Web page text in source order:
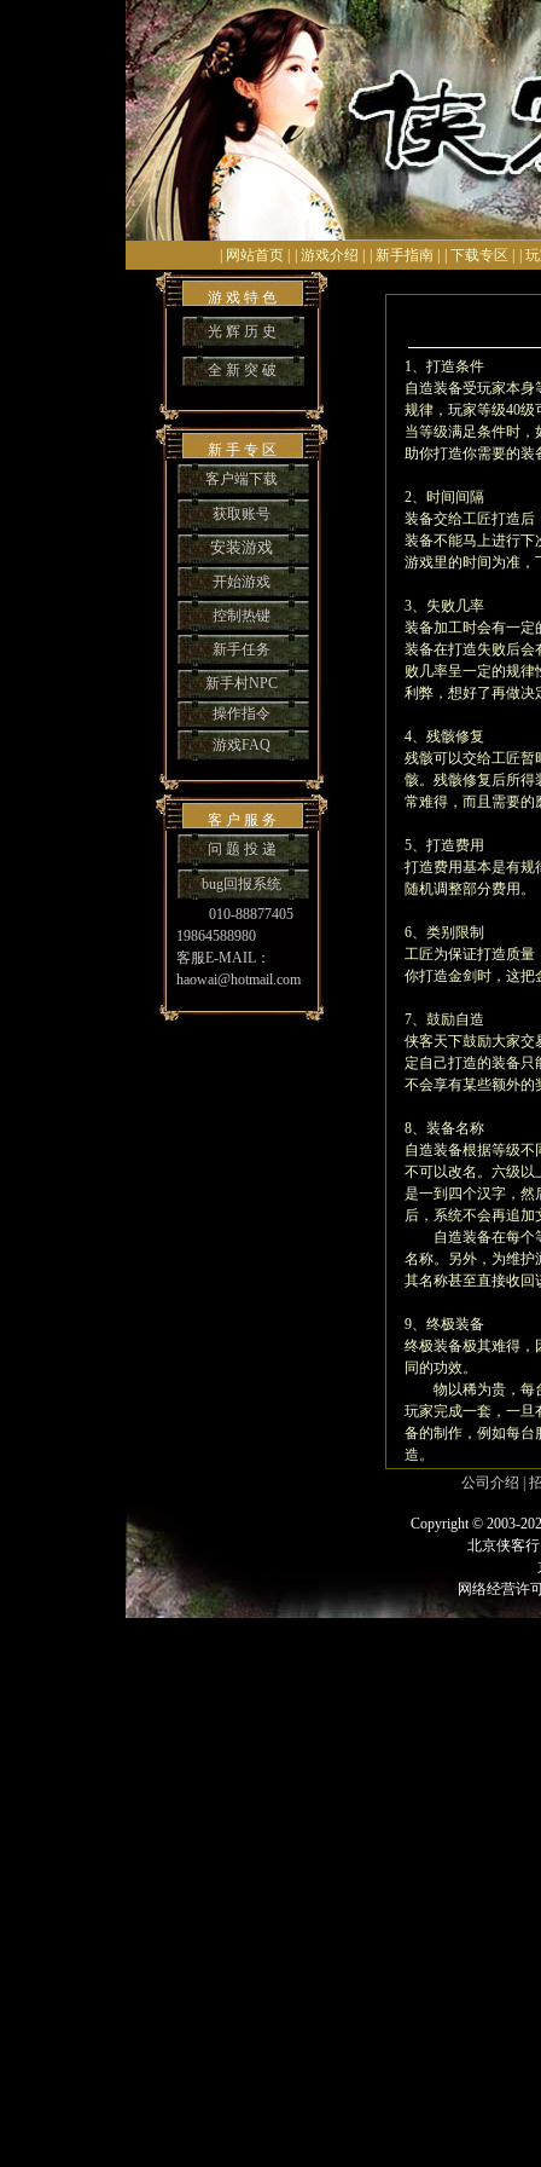
| 网站首页 | | 游戏介绍 | | 新手指南 | | 下载专区 | |
游 戏 特 色
光 辉 历 史
全 新 突 破
新 手 专 区
客户端下载
获取账号
安装游戏
开始游戏
控制热键
新手任务
新手村NPC
操作指令
游戏FAQ
客 户 服 务
问 题 投 递
bug回报系统
010-88877405
19864588980
客服E-MAIL：
haowai@hotmail.com
1、打造条件
自造装备受玩家本身
规律，玩家等级40
当等级满足条件时
助你打造你需要的装
2、时间间隔
装备交给工匠打造后
装备不能马上进行下
游戏里的时间为准，
3、失败几率
装备加工时会有一定
装备在打造失败后会
败几率呈一定的规
利弊，想好了再做决
4、残骸修复
残骸可以交给工匠暂
骸。残骸修复后所得
常难得，而且需要的
5、打造费用
打造费用基本是有规
随机调整部分费用。
6、类别限制
工匠为保证打造质量
你打造金剑时，这把
7、鼓励自造
侠客天下鼓励大家交
定自己打造的装备
不会享有某些额外的
8、装备名称
自造装备根据等级不
不可以改名。六级以
是一到四个汉字，然
后，系统不会再追加
自造装备在每个等
名称。另外，为维护
其名称甚至直接收回
9、终极装备
终极装备极其难得，
同的功效。
物以稀为贵，每台
玩家完成一套，一旦
备的制作，例如每台
造。
公司介绍
Copyright © 2003-
北京侠客
网络经营许